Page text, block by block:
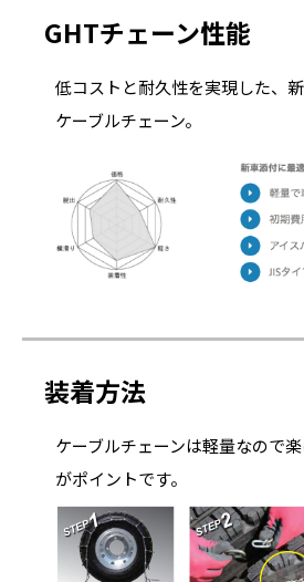
GHTチェーン性能
低コストと耐久性を実現した、
ケーブルチェーン。
装着方法
ケーブルチェーンは軽量なので
がポイントです。